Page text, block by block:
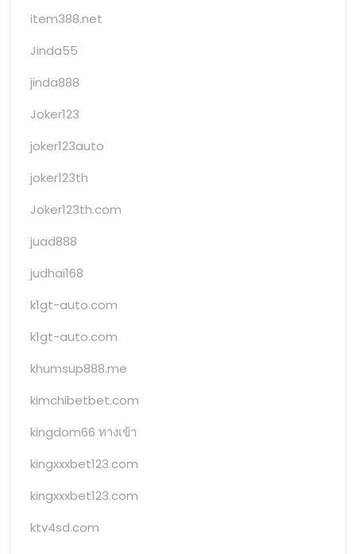
item388.net
Jinda55
jinda888
Joker123
joker123auto
joker123th
Joker123th.com
juad888
judhai168
k1gt-auto.com
k1gt-auto.com
khumsup888.me
kimchibetbet.com
kingdom66 ทางเข้า
kingxxxbet123.com
kingxxxbet123.com
ktv4sd.com